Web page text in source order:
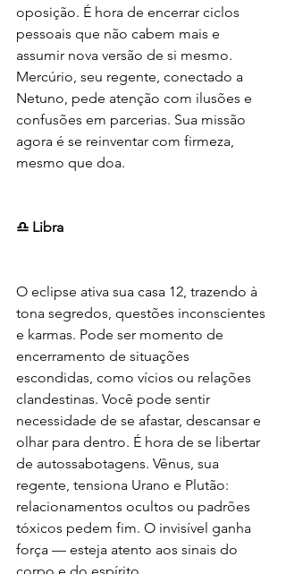
oposição. É hora de encerrar ciclos
pessoais que não cabem mais e
assumir nova versão de si mesmo.
Mercúrio, seu regente, conectado a
Netuno, pede atenção com ilusões e
confusões em parcerias. Sua missão
agora é se reinventar com firmeza,
mesmo que doa.
♎ Libra
O eclipse ativa sua casa 12, trazendo à
tona segredos, questões inconscientes
e karmas. Pode ser momento de
encerramento de situações
escondidas, como vícios ou relações
clandestinas. Você pode sentir
necessidade de se afastar, descansar e
olhar para dentro. É hora de se libertar
de autossabotagens. Vênus, sua
regente, tensiona Urano e Plutão:
relacionamentos ocultos ou padrões
tóxicos pedem fim. O invisível ganha
força — esteja atento aos sinais do